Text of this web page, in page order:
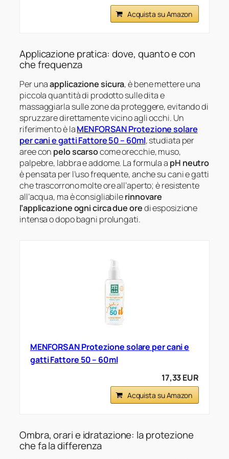
Acquista su Amazon
Applicazione pratica: dove, quanto e con
che frequenza
Per unaapplicazione sicura, è bene mettere una
piccola quantità di prodotto sulle dita e
massaggiarla sulle zone da proteggere, evitando di
spruzzare direttamente vicino agli occhi. Un
riferimento è laMENFORSAN Protezione solare
per cani e gatti Fattore 50 – 60ml, studiata per
aree con pelo scarsocome orecchie, muso,
palpebre, labbra e addome. La formula a pH neutro
è pensata per l’uso frequente, anche su cani e gatti
che trascorrono molte ore all’aperto; è resistente
all’acqua, ma è consigliabilerinnovare
l’applicazione ogni circa due oredi esposizione
intensa o dopo bagni prolungati.
MENFORSAN Protezione solare per cani e
gatti Fattore 50 – 60ml
17,33 EUR
Acquista su Amazon
Ombra, orari e idratazione: la protezione
che fa la differenza